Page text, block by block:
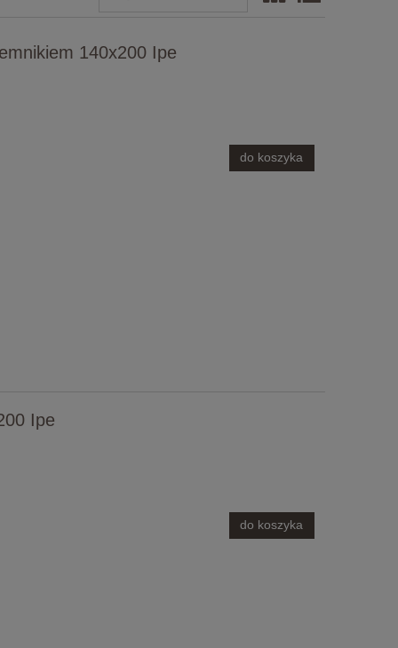
140x200 Ipe
do koszyka
Ipe
do koszyka